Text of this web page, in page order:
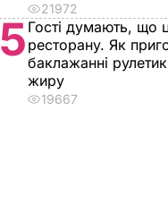
21972
5 Гості думають, що
ресторану. Як
баклажанні
жиру
19667